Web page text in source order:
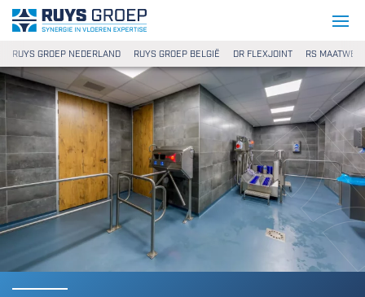
Ga naar content
Ruys Groep
RUYS GROEP NEDERLAND RUYS GROEP BELGIË DR FLEXJOINT RS